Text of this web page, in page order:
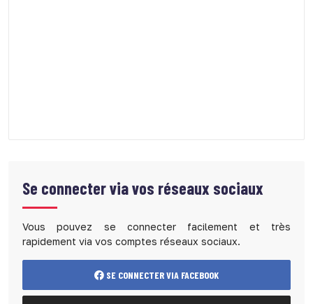
Se connecter via vos réseaux sociaux
Vous pouvez se connecter facilement et très
rapidement via vos comptes réseaux sociaux.
SE CONNECTER VIA FACEBOOK